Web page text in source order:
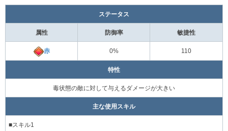
ステータス
属性 防御率 敏捷性
赤 0% 110
特性
毒状態の敵に対して与えるダメージが大きい
主な使用スキル
■スキル1